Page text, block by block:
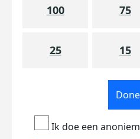
100 75
25 15
Ik doe een